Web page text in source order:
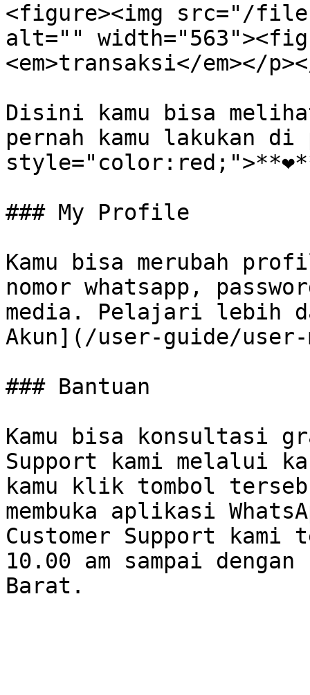
<figure><img src="/files/
alt=""
<em>transaksi</em></
Disini kamu bisa
pernah kamu lakukan
### My Profile
Kamu bisa merubah
nomor whatsapp,
media. Pelajari lebih
Akun](/user-guide/user-
### Bantuan
Kamu bisa konsultasi
Support kami melalui
kamu klik tombol
membuka aplikasi
Customer Support
10.00 am sampai